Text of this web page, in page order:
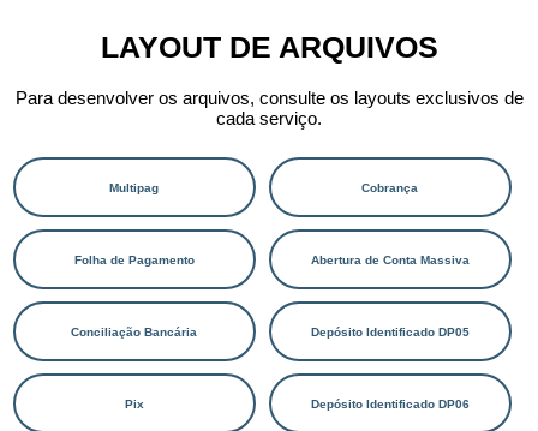
LAYOUT DE ARQUIVOS
Para desenvolver os arquivos, consulte os layouts exclusivos de
cada serviço.